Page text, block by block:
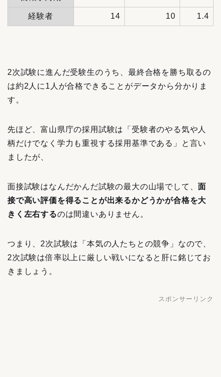
経験者 14 10 1.4
2次試験に進んだ受験生のうち、最終合格を勝ち取るの
は約2人に1人が合格できることがデータから分かりま
す。
先ほど、富山県庁の採用試験は「受験者のやる気や人
柄だけでなく学力も重視する採用基準である」と言い
ましたが、
面接試験はなんだかんだ試験の最大の山場でして、面
接で高い評価を得ることが出来るかどうかが合格を大
きく左右するのは間違いありません。
つまり、2次試験は「本気の人たちとの競争」なので、
2次試験は倍率以上に厳しい戦いになると肝に銘じてお
きましょう。
スポンサーリンク